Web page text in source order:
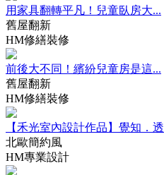
用家具翻轉平凡！兒童臥房大...
舊屋翻新
HM修繕裝修
前後大不同！繽紛兒童房是這...
舊屋翻新
HM修繕裝修
【禾光室內設計作品】覺知．透
北歐簡約風
HM專業設計